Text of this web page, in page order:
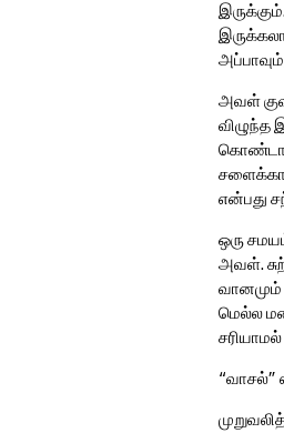
அவள்
விழுந்த
என்பது
ஒரு
அவள்.
வானமும்
மெல்ல